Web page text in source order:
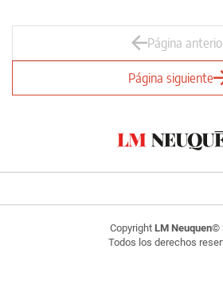
Página
Página siguiente
Copyright LM Neuquen©
Todos los derechos